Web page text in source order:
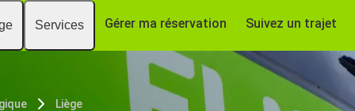
Services Gérer ma réservation Suivez un trajet
Liège